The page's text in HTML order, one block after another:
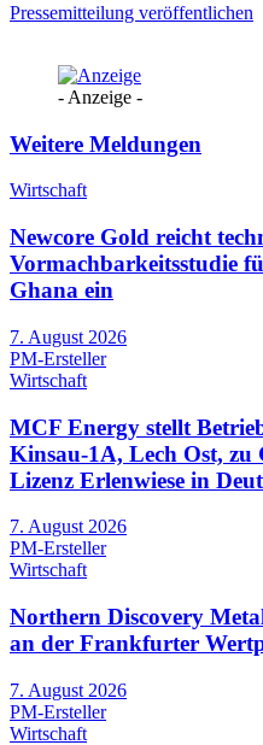
Pressemitteilung veröffentlichen
- Anzeige -
Weitere Meldungen
Wirtschaft
Newcore Gold reicht
Vormachbarkeitsstudie
Ghana ein
7. August 2026
PM-Ersteller
Wirtschaft
MCF Energy stellt
Kinsau-1A, Lech Ost, zu
Lizenz Erlenwiese in
7. August 2026
PM-Ersteller
Wirtschaft
Northern Discovery
an der Frankfurter
7. August 2026
PM-Ersteller
Wirtschaft